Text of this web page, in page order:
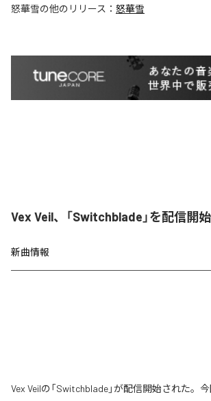
怒華雪の他のリリース： 怒華雪
Vex Veil、「Switchblade」を配信開始
新曲情報
Vex Veilの「Switchblade」が配信開始された。